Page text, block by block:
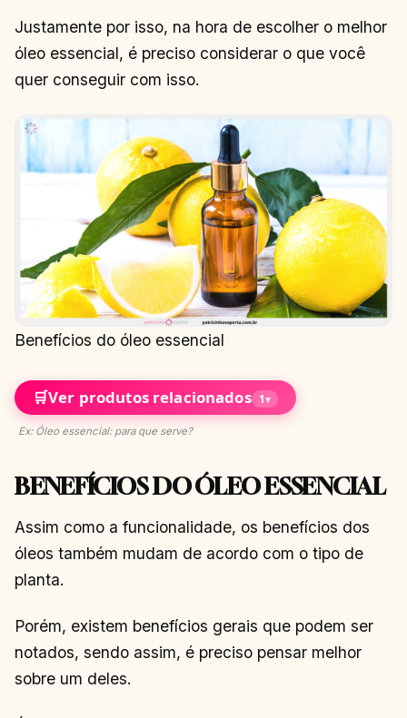
Justamente por isso, na hora de escolher o melhor
óleo essencial, é preciso considerar o que você
quer conseguir com isso.
Benefícios do óleo essencial
🛒Ver produtos relacionados 1▾
Ex: Óleo essencial: para que serve?
BENEFÍCIOS DO ÓLEO ESSENCIAL
Assim como a funcionalidade, os benefícios dos
óleos também mudam de acordo com o tipo de
planta.
Porém, existem benefícios gerais que podem ser
notados, sendo assim, é preciso pensar melhor
sobre um deles.